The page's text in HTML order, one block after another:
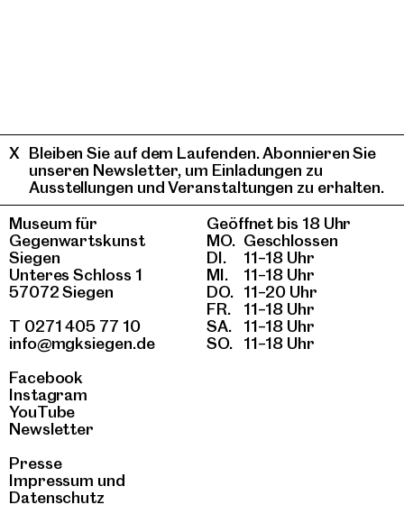
Museum für
Gegenwartskunst
Siegen
Unteres Schloss 1
57072 Siegen
T 0271 405 77 10
info@mgksiegen.de
Facebook
Instagram
YouTube
Newsletter
Presse
Impressum und
Datenschutz
Geöffnet bis 18 Uhr
MO. Geschlossen
DI.
11–18 Uhr
MI.
11–18 Uhr
DO. 11–20 Uhr
FR.
11–18 Uhr
SA.
11–18 Uhr
SO.
11–18 Uhr
Bleiben Sie auf dem Laufenden. Abonnieren Sie
unseren Newsletter, um Einladungen zu
Ausstellungen und Veranstaltungen zu erhalten.